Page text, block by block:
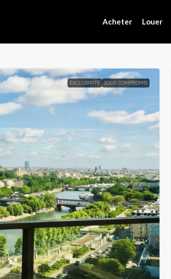
Acheter Louer
EXCLUSIVITÉ SOUS COMPROMIS